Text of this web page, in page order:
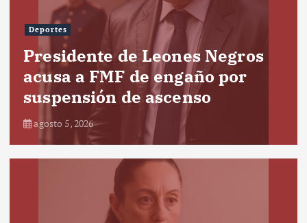
Deportes
Presidente de Leones Negros
acusa a FMF de engaño por
suspensión de ascenso
agosto 5, 2026